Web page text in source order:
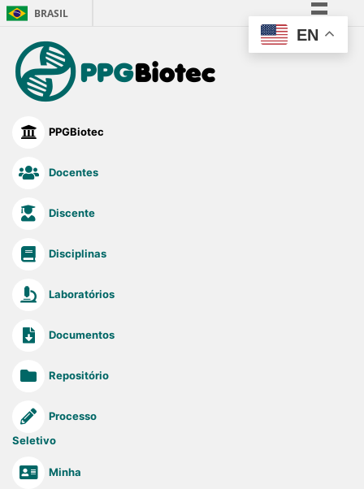
EN
BRASIL
Simplifique!
PPGBiotec
Docentes
Discente
Disciplinas
Laboratórios
Documentos
Repositório
Processo
Seletivo
Minha